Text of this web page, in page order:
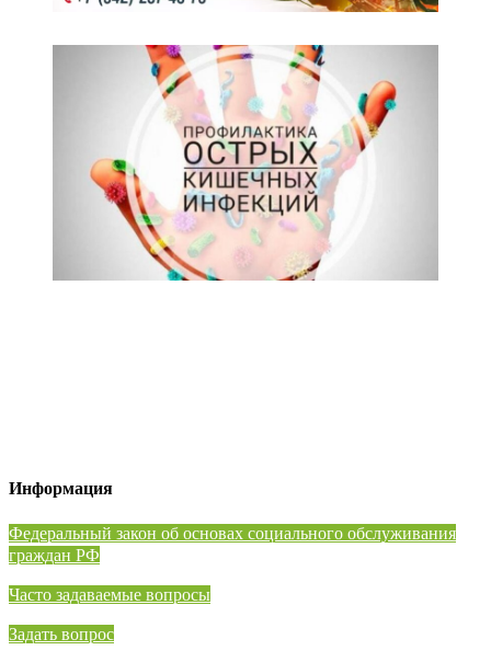
Информация
⁠Федеральный закон об основах социального обслуживания
граждан РФ
Часто задаваемые вопросы
Задать вопрос